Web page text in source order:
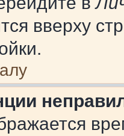
вверху